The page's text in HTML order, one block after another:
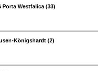
Porta Westfalica (33)
Königshardt (2)